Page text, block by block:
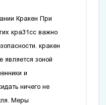
Кракен При
кра31сс важно
кракен
является зоной
и
ничего не
Меры